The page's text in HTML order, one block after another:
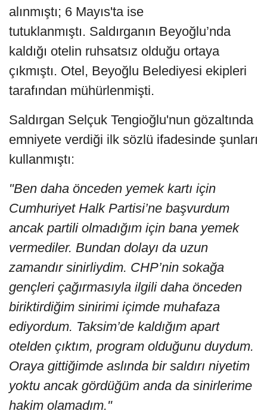
alınmıştı; 6 Mayıs'ta ise
tutuklanmıştı. Saldırganın Beyoğlu’nda
kaldığı otelin ruhsatsız olduğu ortaya
çıkmıştı. Otel, Beyoğlu Belediyesi ekipleri
tarafından mühürlenmişti.
Saldırgan Selçuk Tengioğlu'nun gözaltında
emniyete verdiği ilk sözlü ifadesinde şunları
kullanmıştı:
"Ben daha önceden yemek kartı için
Cumhuriyet Halk Partisi’ne başvurdum
ancak partili olmadığım için bana yemek
vermediler. Bundan dolayı da uzun
zamandır sinirliydim. CHP’nin sokağa
gençleri çağırmasıyla ilgili daha önceden
biriktirdiğim sinirimi içimde muhafaza
ediyordum. Taksim’de kaldığım apart
otelden çıktım, program olduğunu duydum.
Oraya gittiğimde aslında bir saldırı niyetim
yoktu ancak gördüğüm anda da sinirlerime
hakim olamadım."